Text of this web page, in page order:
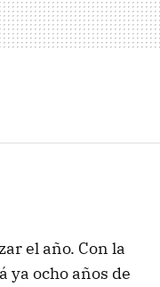
el año. Con la
ya ocho años de